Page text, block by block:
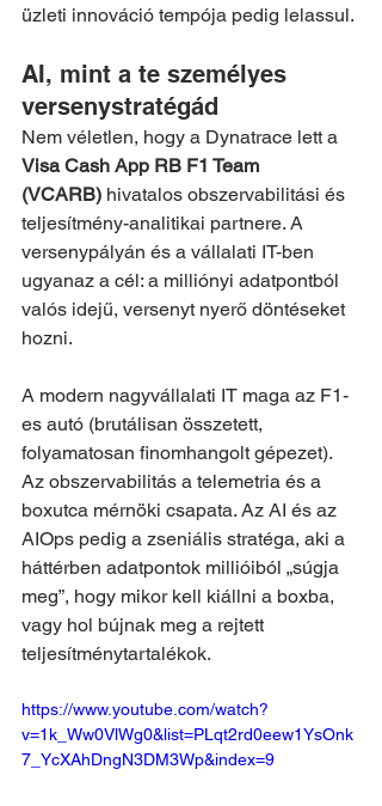
üzleti innováció tempója pedig lelassul.
AI, mint a te személyes
versenystratégád
Nem véletlen, hogy a Dynatrace lett a
Visa Cash App RB F1 Team
(VCARB) hivatalos obszervabilitási és
teljesítmény-analitikai partnere. A
versenypályán és a vállalati IT-ben
ugyanaz a cél: a milliónyi adatpontból
valós idejű, versenyt nyerő döntéseket
hozni.
A modern nagyvállalati IT maga az F1-
es autó (brutálisan összetett,
folyamatosan finomhangolt gépezet).
Az obszervabilitás a telemetria és a
boxutca mérnöki csapata. Az AI és az
AIOps pedig a zseniális stratéga, aki a
háttérben adatpontok millióiból „súgja
meg”, hogy mikor kell kiállni a boxba,
vagy hol bújnak meg a rejtett
teljesítménytartalékok.
https://www.youtube.com/watch?
v=1k_Ww0VlWg0&list=PLqt2rd0eew1YsOnk
7_YcXAhDngN3DM3Wp&index=9